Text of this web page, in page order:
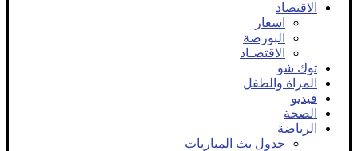
الاقتصاد
اسعار
البورصة
الاقتصـاد
توك شو
المراة والطفل
فيديو
الصحة
الرياضة
جدول بث المباريات